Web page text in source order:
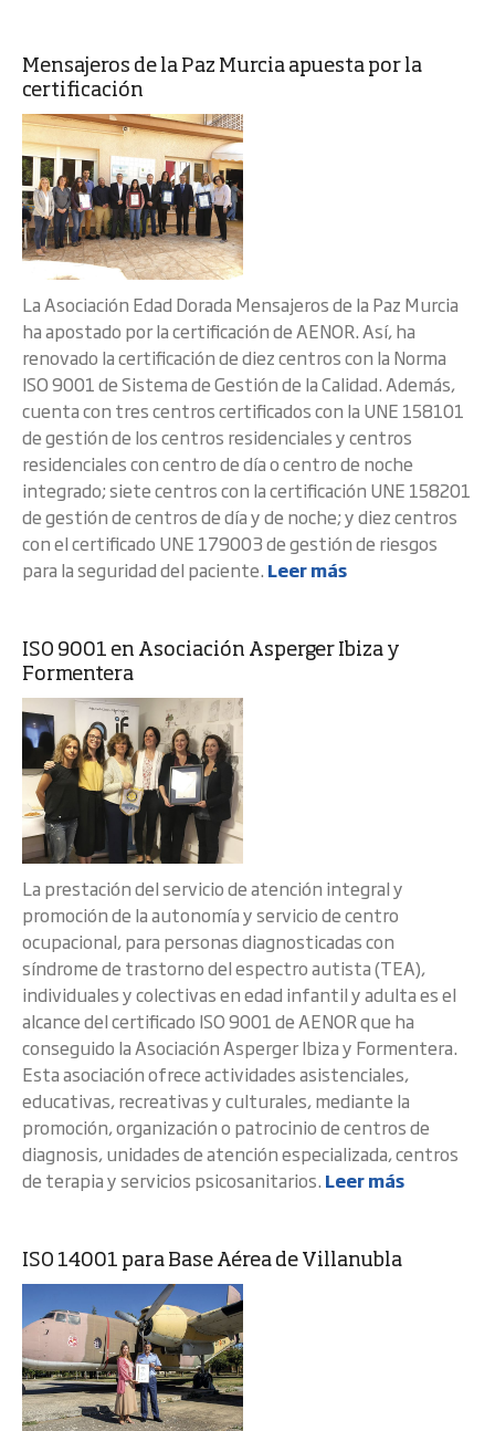
Mensajeros de la Paz Murcia apuesta por la
certificación
La Asociación Edad Dorada Mensajeros de la Paz Murcia
ha apostado por la certificación de AENOR. Así, ha
renovado la certificación de diez centros con la Norma
ISO 9001 de Sistema de Gestión de la Calidad. Además,
cuenta con tres centros certificados con la UNE 158101
de gestión de los centros residenciales y centros
residenciales con centro de día o centro de noche
integrado; siete centros con la certificación UNE 158201
de gestión de centros de día y de noche; y diez centros
con el certificado UNE 179003 de gestión de riesgos
para la seguridad del paciente. Leer más
ISO 9001 en Asociación Asperger Ibiza y
Formentera
La prestación del servicio de atención integral y
promoción de la autonomía y servicio de centro
ocupacional, para personas diagnosticadas con
síndrome de trastorno del espectro autista (TEA),
individuales y colectivas en edad infantil y adulta es el
alcance del certificado ISO 9001 de AENOR que ha
conseguido la Asociación Asperger Ibiza y Formentera.
Esta asociación ofrece actividades asistenciales,
educativas, recreativas y culturales, mediante la
promoción, organización o patrocinio de centros de
diagnosis, unidades de atención especializada, centros
de terapia y servicios psicosanitarios. Leer más
ISO 14001 para Base Aérea de Villanubla